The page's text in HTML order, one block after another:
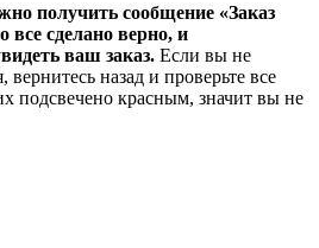
получить сообщение «Заказ
все сделано верно, и
ваш заказ. Если вы не
назад и проверьте все
подсвечено красным, значит вы не